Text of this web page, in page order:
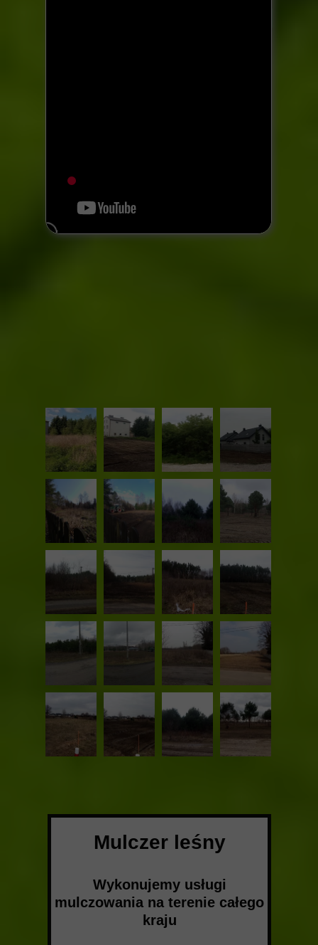
Mulczer leśny
Wykonujemy usługi
mulczowania na terenie całego
kraju